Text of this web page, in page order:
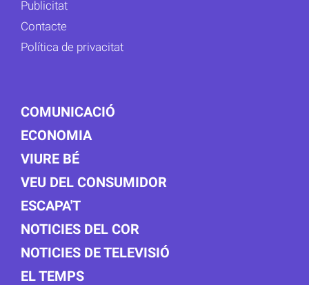
Publicitat
Contacte
Política de privacitat
COMUNICACIÓ
ECONOMIA
VIURE BÉ
VEU DEL CONSUMIDOR
ESCAPA'T
NOTICIES DEL COR
NOTICIES DE TELEVISIÓ
EL TEMPS